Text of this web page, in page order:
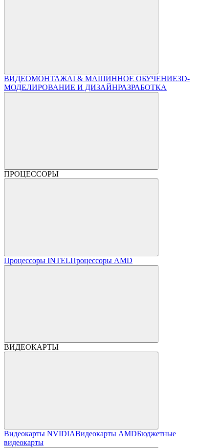
ВИДЕОМОНТАЖAI & МАШИННОЕ ОБУЧЕНИЕ3D-
МОДЕЛИРОВАНИЕ И ДИЗАЙНРАЗРАБОТКА
ПРОЦЕССОРЫ
Процессоры INTELПроцессоры AMD
ВИДЕОКАРТЫ
Видеокарты NVIDIAВидеокарты AMDБюджетные
видеокарты